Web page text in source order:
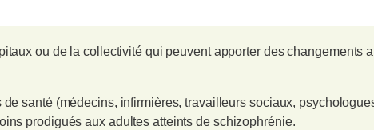
ou de la collectivité qui peuvent apporter des changements
santé (médecins, infirmières, travailleurs sociaux,
prodigués aux adultes atteints de schizophrénie.